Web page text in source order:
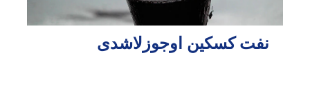
نفت کسکین اوجوزلاشدی